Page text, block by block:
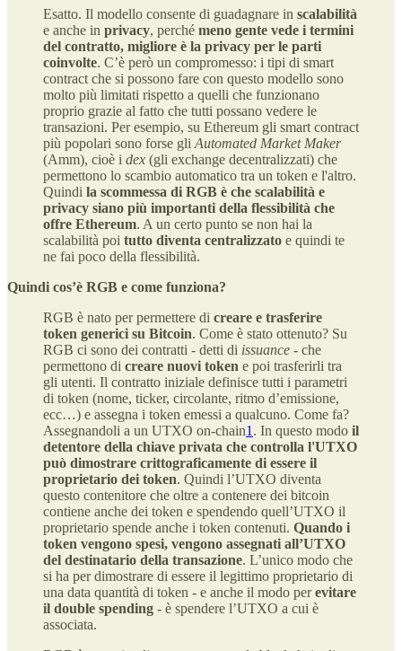
Esatto. Il modello consente di guadagnare in scalabilità
e anche in privacy, perché meno gente vede i termini
del contratto, migliore è la privacy per le parti
coinvolte. C’è però un compromesso: i tipi di smart
contract che si possono fare con questo modello sono
molto più limitati rispetto a quelli che funzionano
proprio grazie al fatto che tutti possano vedere le
transazioni. Per esempio, su Ethereum gli smart contract
più popolari sono forse gli Automated Market Maker
(Amm), cioè i dex (gli exchange decentralizzati) che
permettono lo scambio automatico tra un token e l'altro.
Quindi la scommessa di RGB è che scalabilità e
privacy siano più importanti della flessibilità che
offre Ethereum. A un certo punto se non hai la
scalabilità poi tutto diventa centralizzato e quindi te
ne fai poco della flessibilità.
Quindi cos’è RGB e come funziona?
RGB è nato per permettere di creare e trasferire
token generici su Bitcoin. Come è stato ottenuto? Su
RGB ci sono dei contratti - detti di issuance - che
permettono di creare nuovi token e poi trasferirli tra
gli utenti. Il contratto iniziale definisce tutti i parametri
di token (nome, ticker, circolante, ritmo d’emissione,
ecc…) e assegna i token emessi a qualcuno. Come fa?
Assegnandoli a un UTXO on-chain1 . In questo modo il
detentore della chiave privata che controlla l'UTXO
può dimostrare crittograficamente di essere il
proprietario dei token. Quindi l’UTXO diventa
questo contenitore che oltre a contenere dei bitcoin
contiene anche dei token e spendendo quell’UTXO il
proprietario spende anche i token contenuti. Quando i
token vengono spesi, vengono assegnati all’UTXO
del destinatario della transazione. L’unico modo che
si ha per dimostrare di essere il legittimo proprietario di
una data quantità di token - e anche il modo perevitare
il double spending - è spendere l’UTXO a cui è
associata.